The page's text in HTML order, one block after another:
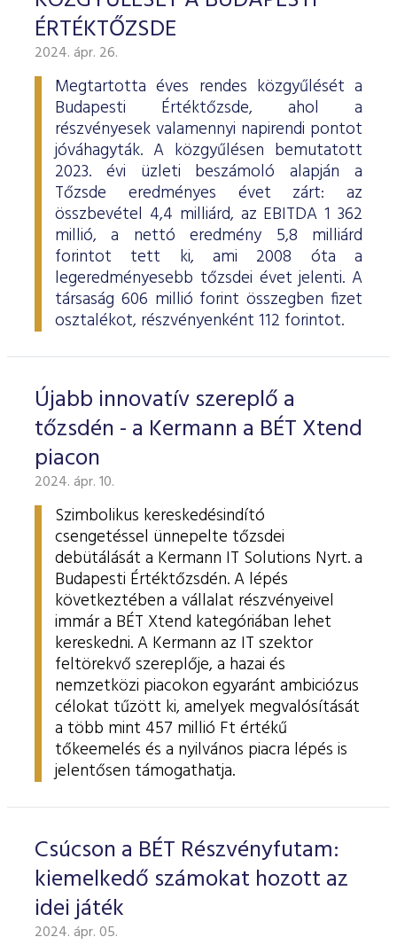
ÉRTÉKTŐZSDE
2024. ápr. 26.
Megtartotta éves rendes közgyűlését a
Budapesti Értéktőzsde, ahol a
részvényesek valamennyi napirendi pontot
jóváhagyták. A közgyűlésen bemutatott
2023. évi üzleti beszámoló alapján a
Tőzsde eredményes évet zárt: az
összbevétel 4,4 milliárd, az EBITDA 1 362
millió, a nettó eredmény 5,8 milliárd
forintot tett ki, ami 2008 óta a
legeredményesebb tőzsdei évet jelenti. A
társaság 606 millió forint összegben fizet
osztalékot, részvényenként 112 forintot.
Újabb innovatív szereplő a
tőzsdén - a Kermann a BÉT Xtend
piacon
2024. ápr. 10.
Szimbolikus kereskedésindító
csengetéssel ünnepelte tőzsdei
debütálását a Kermann IT Solutions Nyrt. a
Budapesti Értéktőzsdén. A lépés
következtében a vállalat részvényeivel
immár a BÉT Xtend kategóriában lehet
kereskedni. A Kermann az IT szektor
feltörekvő szereplője, a hazai és
nemzetközi piacokon egyaránt ambiciózus
célokat tűzött ki, amelyek megvalósítását
a több mint 457 millió Ft értékű
tőkeemelés és a nyilvános piacra lépés is
jelentősen támogathatja.
Csúcson a BÉT Részvényfutam:
kiemelkedő számokat hozott az
idei játék
2024. ápr. 05.